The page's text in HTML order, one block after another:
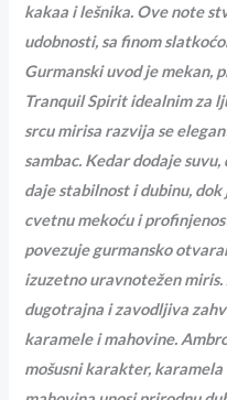
kakaa i lešnika. Ove note
udobnosti, sa finom
Gurmanski uvod je mekan,
Tranquil Spirit idealnim za
srcu mirisa razvija se
sambac. Kedar dodaje
daje stabilnost i dubinu,
cvetnu mekoću i
povezuje gurmansko
izuzetno uravnotežen miris.
dugotrajna i zavodljiva
karamele i mahovine.
mošusni karakter,